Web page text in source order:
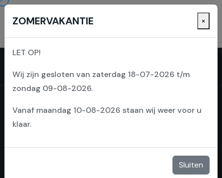
CLAESEN STONE +
GARDEN
ZOMERVAKANTIE ×
LET OP!
Wij zijn gesloten van zaterdag 18-07-2026 t/m
zondag 09-08-2026.
Vanaf maandag 10-08-2026 staan wij weer voor u
klaar.
Sluiten